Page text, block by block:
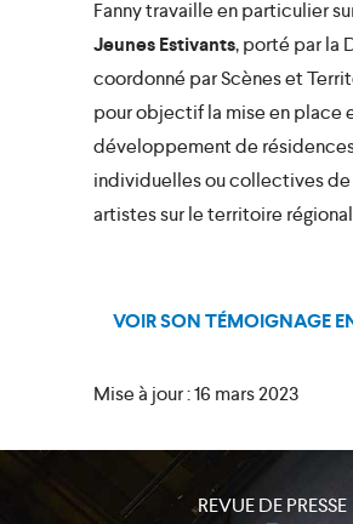
Fanny travaille en particulier
Jeunes Estivants, porté par la
coordonné par Scènes et
pour objectif la mise en place
développement de
individuelles ou collectives de
artistes sur le territoire régional
VOIR SON TÉMOIGNAGE
Mise à jour : 16 mars 2023
REVUE DE PRESSE